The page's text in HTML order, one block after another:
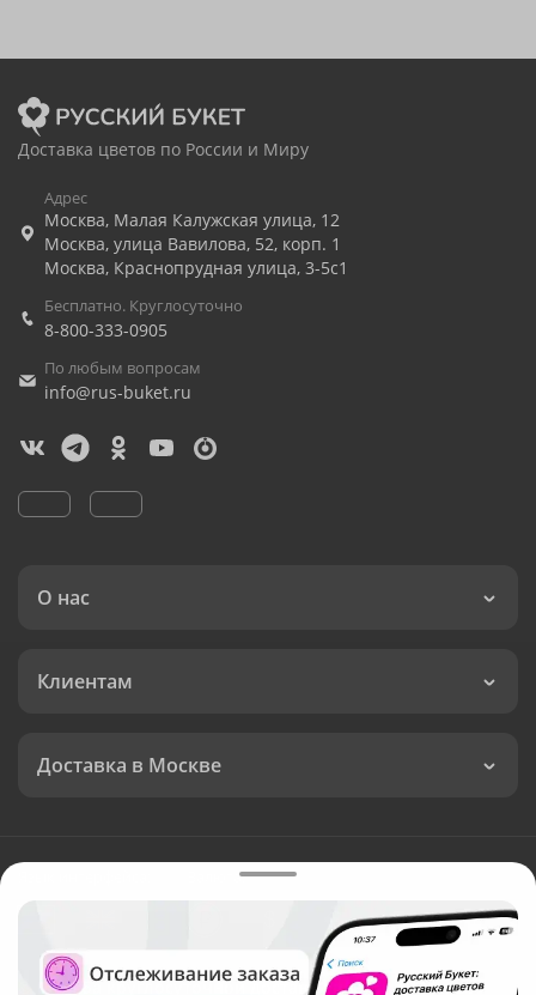
Доставка цветов по России и Миру
Адрес
Москва, Малая Калужская улица, 12
Москва, улица Вавилова, 52, корп. 1
Москва, Краснопрудная улица, 3-5с1
Бесплатно. Круглосуточно
8-800-333-0905
По любым вопросам
info@rus-buket.ru
О нас
Клиентам
Доставка в Москве
Валюта:
Служба круглосуточной доставки цветов в Москве